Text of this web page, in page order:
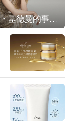
回溯妮可・基德曼的事业轨迹